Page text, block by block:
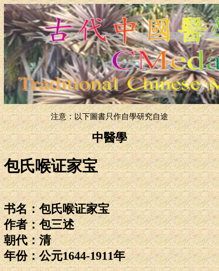
注意：以下圖書只作自學研究自途
中醫學
包氏喉证家宝
书名：包氏喉证家宝
作者：包三述
朝代：清
年份：公元1644-1911年